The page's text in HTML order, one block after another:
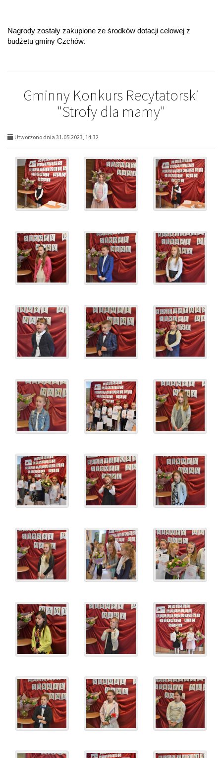
Nagrody zostały zakupione ze środków dotacji celowej z
budżetu gminy Czchów.
Gminny Konkurs Recytatorski
"Strofy dla mamy"
Utworzono dnia 31.05.2023, 14:32